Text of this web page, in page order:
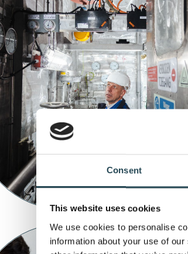
Consent
This website uses cookies
We use cookies to personalise
information about your use of